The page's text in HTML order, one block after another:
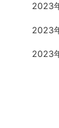
2023
2023
2023